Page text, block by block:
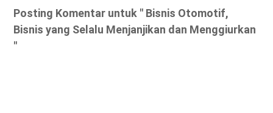
Posting Komentar untuk " Bisnis Otomotif,
Bisnis yang Selalu Menjanjikan dan Menggiurkan
"